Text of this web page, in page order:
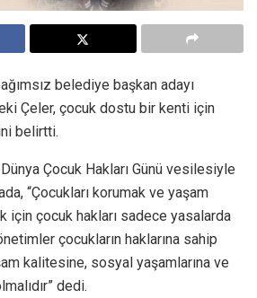
belediye başkan adayı
Çeler, çocuk dostu bir kenti için
belirtti.
Çocuk Hakları Günü vesilesiyle
“Çocukları korumak ve yaşam
için çocuk hakları sadece yasalarda
çocukların haklarına sahip
kalitesine, sosyal yaşamlarına ve
dedi.